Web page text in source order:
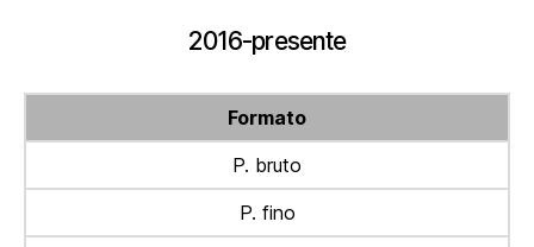
2016-presente
Formato
P. bruto
P. fino